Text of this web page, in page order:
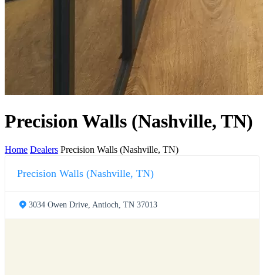
Precision Walls (Nashville, TN)
Home Dealers Precision Walls (Nashville, TN)
Precision Walls (Nashville, TN)
3034 Owen Drive, Antioch, TN 37013